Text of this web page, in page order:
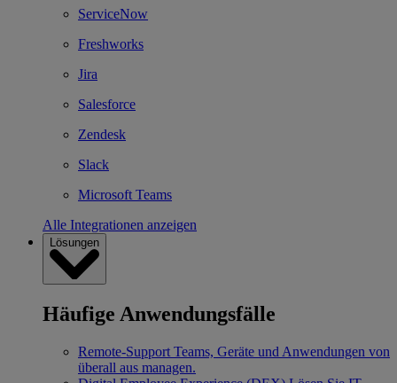
ServiceNow
Freshworks
Jira
Salesforce
Zendesk
Slack
Microsoft Teams
Alle Integrationen anzeigen
Lösungen
Häufige Anwendungsfälle
Remote-Support Teams, Geräte und Anwendungen von
überall aus managen.